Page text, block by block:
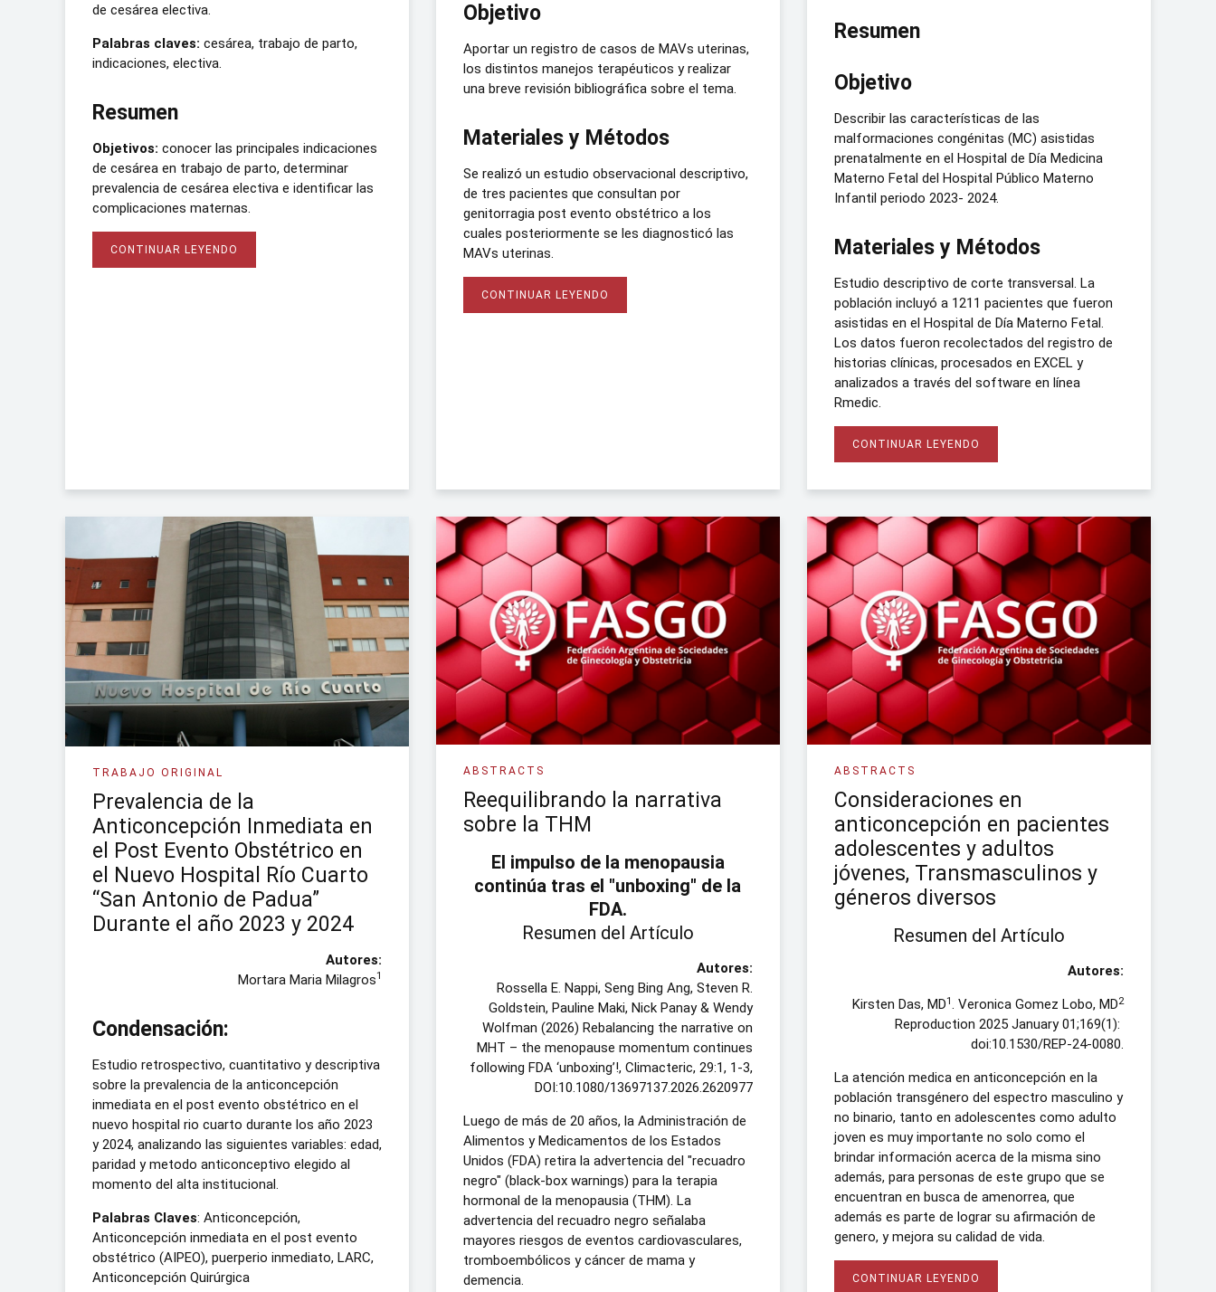
de cesárea electiva.
Palabras claves: cesárea, trabajo de parto,
indicaciones, electiva.
Resumen
Objetivos: conocer las principales indicaciones
de cesárea en trabajo de parto, determinar
prevalencia de cesárea electiva e identificar las
complicaciones maternas.
CONTINUAR LEYENDO
Objetivo
Aportar un registro de casos de MAVs uterinas,
los distintos manejos terapéuticos y realizar
una breve revisión bibliográfica sobre el tema.
Materiales y Métodos
Se realizó un estudio observacional descriptivo,
de tres pacientes que consultan por
genitorragia post evento obstétrico a los
cuales posteriormente se les diagnosticó las
MAVs uterinas.
CONTINUAR LEYENDO
Resumen
Objetivo
Describir las características de las
malformaciones congénitas (MC) asistidas
prenatalmente en el Hospital de Día Medicina
Materno Fetal del Hospital Público Materno
Infantil periodo 2023- 2024.
Materiales y Métodos
Estudio descriptivo de corte transversal. La
población incluyó a 1211 pacientes que fueron
asistidas en el Hospital de Día Materno Fetal.
Los datos fueron recolectados del registro de
historias clínicas, procesados en EXCEL y
analizados a través del software en línea
Rmedic.
CONTINUAR LEYENDO
TRABAJO ORIGINAL
Prevalencia de la
Anticoncepción Inmediata en
el Post Evento Obstétrico en
el Nuevo Hospital Río Cuarto
“San Antonio de Padua”
Durante el año 2023 y 2024
Autores:
Mortara Maria Milagros1
Condensación:
Estudio retrospectivo, cuantitativo y descriptiva
sobre la prevalencia de la anticoncepción
inmediata en el post evento obstétrico en el
nuevo hospital rio cuarto durante los año 2023
y 2024, analizando las siguientes variables: edad,
paridad y metodo anticonceptivo elegido al
momento del alta institucional.
Palabras Claves: Anticoncepción,
Anticoncepción inmediata en el post evento
obstétrico (AIPEO), puerperio inmediato, LARC,
Anticoncepción Quirúrgica
ABSTRACTS
Reequilibrando la narrativa
sobre la THM
El impulso de la menopausia
continúa tras el "unboxing" de la
FDA.
Resumen del Artículo
Autores:
Rossella E. Nappi, Seng Bing Ang, Steven R.
Goldstein, Pauline Maki, Nick Panay & Wendy
Wolfman (2026) Rebalancing the narrative on
MHT – the menopause momentum continues
following FDA ‘unboxing’!, Climacteric, 29:1, 1-3,
DOI:10.1080/13697137.2026.2620977
Luego de más de 20 años, la Administración de
Alimentos y Medicamentos de los Estados
Unidos (FDA) retira la advertencia del "recuadro
negro" (black-box warnings) para la terapia
hormonal de la menopausia (THM). La
advertencia del recuadro negro señalaba
mayores riesgos de eventos cardiovasculares,
tromboembólicos y cáncer de mama y
demencia.
ABSTRACTS
Consideraciones en
anticoncepción en pacientes
adolescentes y adultos
jóvenes, Transmasculinos y
géneros diversos
Resumen del Artículo
Autores:
Kirsten Das, MD1. Veronica Gomez Lobo, MD2
Reproduction 2025 January 01;169(1):
doi:10.1530/REP-24-0080.
La atención medica en anticoncepción en la
población transgénero del espectro masculino y
no binario, tanto en adolescentes como adulto
joven es muy importante no solo como el
brindar información acerca de la misma sino
además, para personas de este grupo que se
encuentran en busca de amenorrea, que
además es parte de lograr su afirmación de
genero, y mejora su calidad de vida.
CONTINUAR LEYENDO